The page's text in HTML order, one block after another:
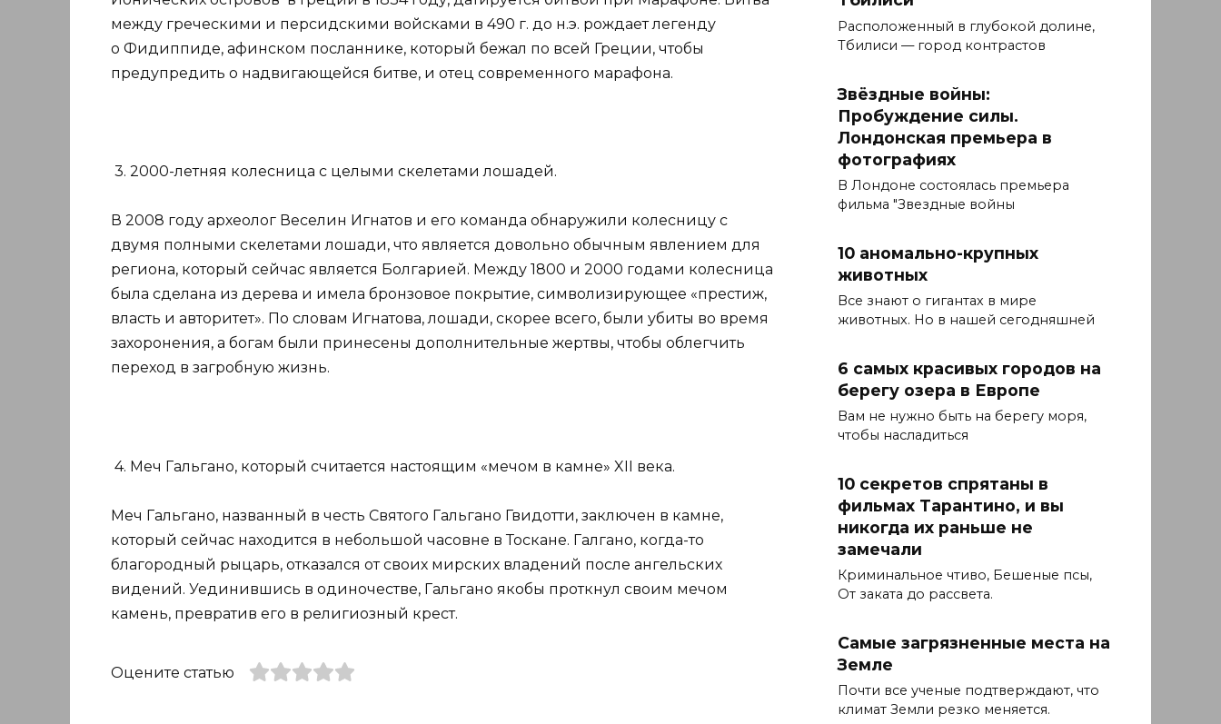
между греческими и персидскими войсками в 490 г. до н.э. рождает легенду
о Фидиппиде, афинском посланнике, который бежал по всей Греции, чтобы
предупредить о надвигающейся битве, и отец современного марафона.
3. 2000-летняя колесница с целыми скелетами лошадей.
В 2008 году археолог Веселин Игнатов и его команда обнаружили колесницу с
двумя полными скелетами лошади, что является довольно обычным явлением для
региона, который сейчас является Болгарией. Между 1800 и 2000 годами колесница
была сделана из дерева и имела бронзовое покрытие, символизирующее «престиж,
власть и авторитет». По словам Игнатова, лошади, скорее всего, были убиты во время
захоронения, а богам были принесены дополнительные жертвы, чтобы облегчить
переход в загробную жизнь.
4. Меч Гальгано, который считается настоящим «мечом в камне» XII века.
Меч Гальгано, названный в честь Святого Гальгано Гвидотти, заключен в камне,
который сейчас находится в небольшой часовне в Тоскане. Галгано, когда-то
благородный рыцарь, отказался от своих мирских владений после ангельских
видений. Уединившись в одиночестве, Гальгано якобы проткнул своим мечом
камень, превратив его в религиозный крест.
Оцените статью
Расположенный в глубокой долине,
Тбилиси — город контрастов
Звёздные войны:
Пробуждение силы.
Лондонская премьера в
фотографиях
В Лондоне состоялась премьера
фильма "Звездные войны
10 аномально-крупных
животных
Все знают о гигантах в мире
животных. Но в нашей сегодняшней
6 самых красивых городов на
берегу озера в Европе
Вам не нужно быть на берегу моря,
чтобы насладиться
10 секретов спрятаны в
фильмах Тарантино, и вы
никогда их раньше не
замечали
Криминальное чтиво, Бешеные псы,
От заката до рассвета.
Самые загрязненные места на
Земле
Почти все ученые подтверждают, что
климат Земли резко меняется.